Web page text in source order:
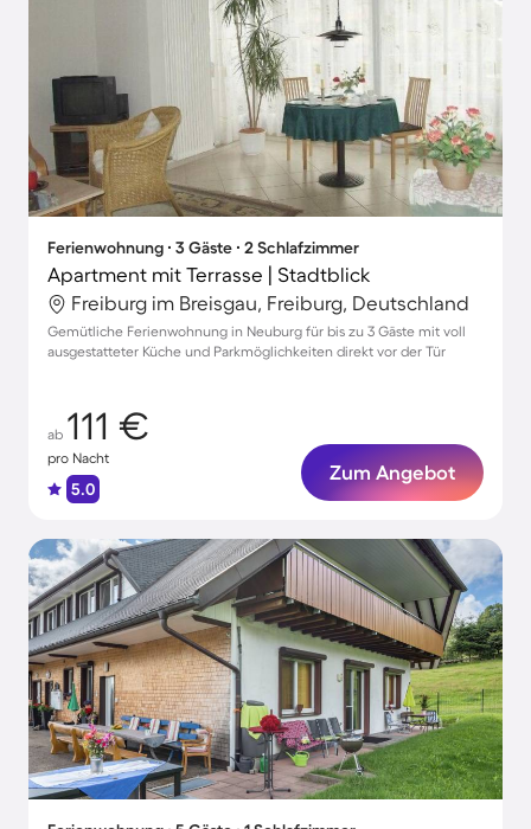
Ferienwohnung ∙ 3 Gäste ∙ 2 Schlafzimmer
Apartment mit Terrasse | Stadtblick
Freiburg im Breisgau, Freiburg, Deutschland
Gemütliche Ferienwohnung in Neuburg für bis zu 3 Gäste mit voll
ausgestatteter Küche und Parkmöglichkeiten direkt vor der Tür
ab 111 €
pro Nacht
5.0
Zum Angebot